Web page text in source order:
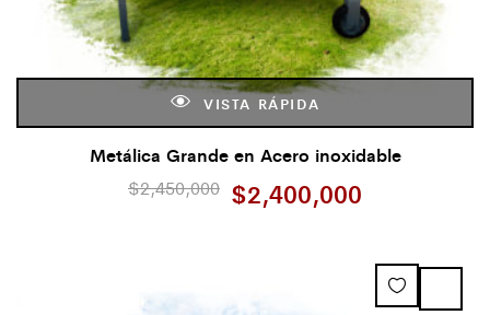
VISTA RÁPIDA
Metálica Grande en Acero inoxidable
$2,450,000 $2,400,000